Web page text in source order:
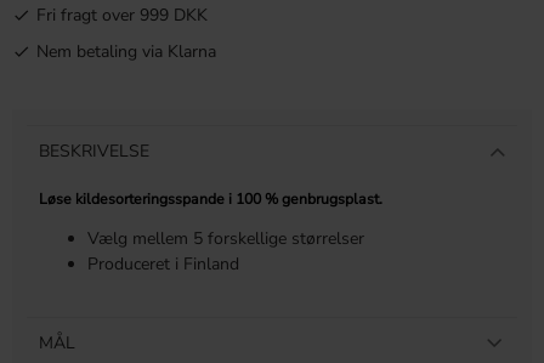
Fri fragt over 999 DKK
Nem betaling via Klarna
BESKRIVELSE
Løse kildesorteringsspande i 100 % genbrugsplast.
Vælg mellem 5 forskellige størrelser
Produceret i Finland
MÅL